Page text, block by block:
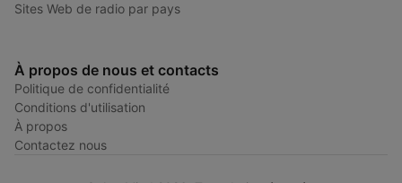
Sites Web de radio par pays
À propos de nous et contacts
Politique de confidentialité
Conditions d'utilisation
À propos
Contactez nous